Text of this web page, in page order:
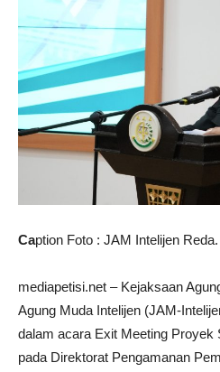
Caption Foto : JAM Intelijen
mediapetisi.net – Kejaksaan
Agung Muda Intelijen (JAM-
dalam acara Exit Meeting Proyek
pada Direktorat Pengamanan